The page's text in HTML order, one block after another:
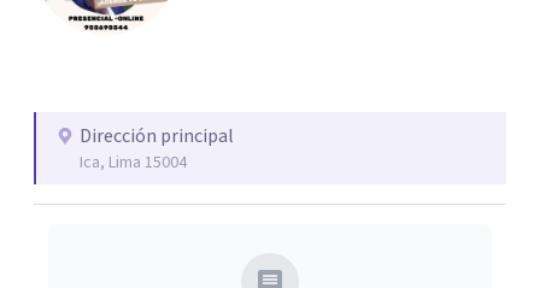
Dirección principal
Ica, Lima 15004